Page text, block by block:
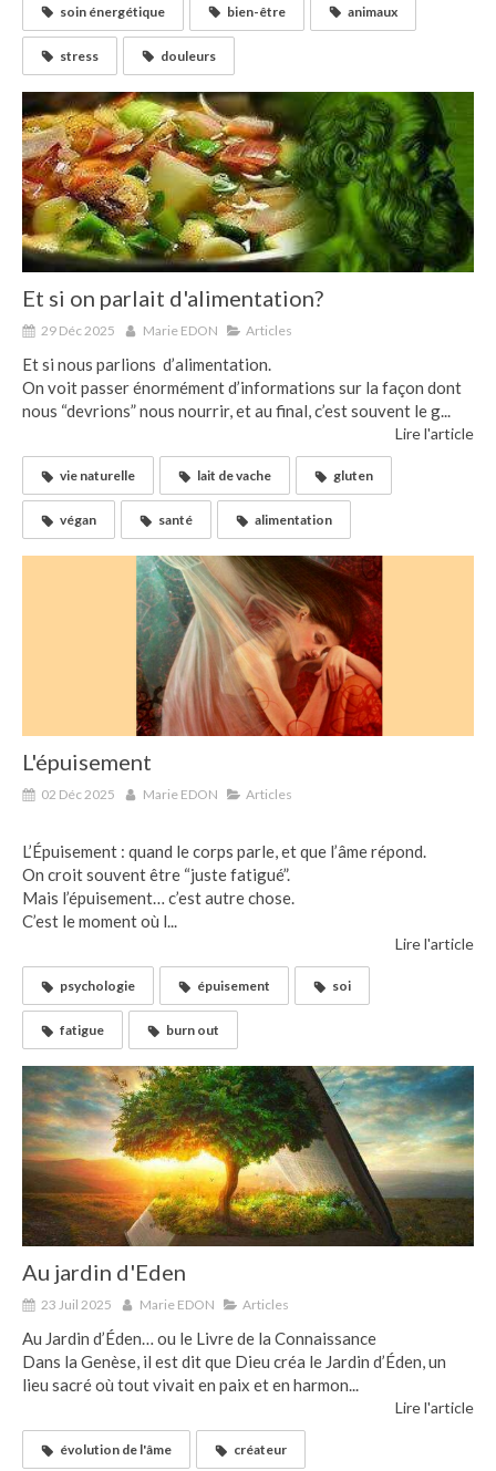
soin énergétique bien-être animaux
stress douleurs
Et si on parlait d'alimentation?
29 Déc 2025 Marie EDON Articles
Et si nous parlions d’alimentation.
On voit passer énormément d’informations sur la façon dont
nous “devrions” nous nourrir, et au final, c’est souvent le g...
Lire l'article
vie naturelle lait de vache gluten
végan santé alimentation
L'épuisement
02 Déc 2025 Marie EDON Articles
L’Épuisement : quand le corps parle, et que l’âme répond.
On croit souvent être “juste fatigué”.
Mais l’épuisement… c’est autre chose.
C’est le moment où l...
Lire l'article
psychologie épuisement soi
fatigue burn out
Au jardin d'Eden
23 Juil 2025 Marie EDON Articles
Au Jardin d’Éden… ou le Livre de la Connaissance
Dans la Genèse, il est dit que Dieu créa le Jardin d’Éden, un
lieu sacré où tout vivait en paix et en harmon...
Lire l'article
évolution de l'âme créateur